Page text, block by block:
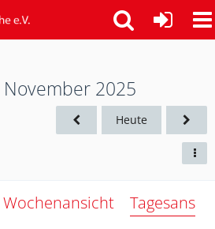
2025
Heute
Wochenansicht